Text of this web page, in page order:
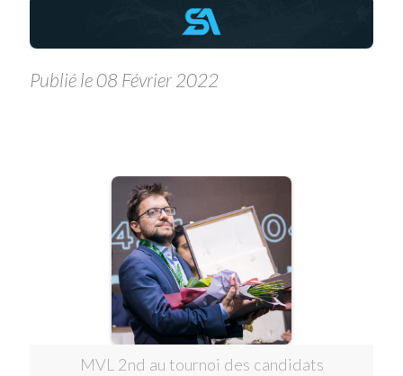
Publié le 08 Février 2022
MVL 2nd au tournoi des candidats